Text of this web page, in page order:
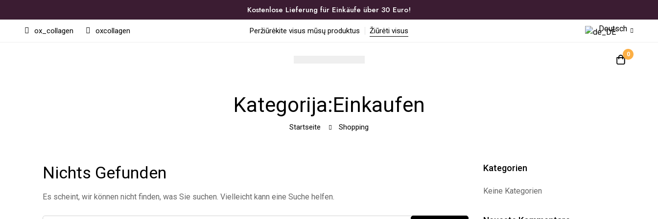
Kostenlose Lieferung für Einkäufe über 30 Euro!
ox_collagen oxcollagen Peržiūrėkite visus mūsų produktus Žiūrėti visus Deutsch
0
Kategorija:Einkaufen
Startseite Shopping
Nichts Gefunden
Es scheint, wir können nicht finden, was Sie suchen. Vielleicht kann eine Suche helfen.
Kategorien
Keine Kategorien